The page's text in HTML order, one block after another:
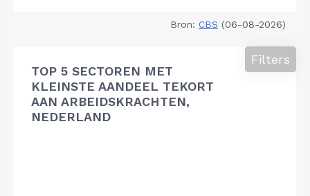
Bron: CBS (06-08-2026)
TOP 5 SECTOREN MET
KLEINSTE AANDEEL TEKORT
AAN ARBEIDSKRACHTEN,
NEDERLAND
Filters